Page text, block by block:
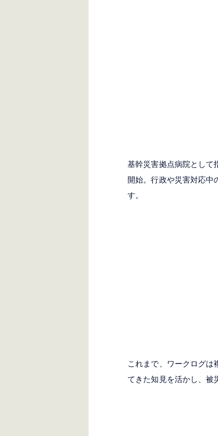
基幹災害拠点病院として
開始。行政や災害対応中
す。
これまで、ワークログ
てきた知見を活かし、被